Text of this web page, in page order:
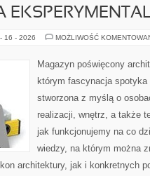
16 - 2026 MOŻLIWOŚĆ
Magazyn poświęcony
którym fascynacja spotyka
stworzona z myślą o
realizacji, wnętrz, a także
jak funkcjonujemy na co
wiedzy, na którym można
architektury, jak i konkretnych